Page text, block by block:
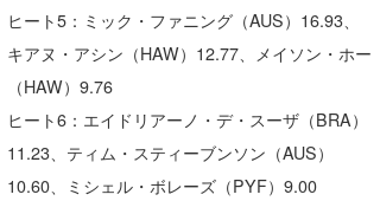
ヒート5：ミック・ファニング（AUS）16.93、
キアヌ・アシン（HAW）12.77、メイソン・ホー
（HAW）9.76
ヒート6：エイドリアーノ・デ・スーザ（BRA）
11.23、ティム・スティーブンソン（AUS）
10.60、ミシェル・ボレーズ（PYF）9.00